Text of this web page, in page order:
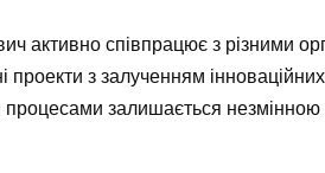
активно співпрацює з різними
проекти з залученням
процесами залишається